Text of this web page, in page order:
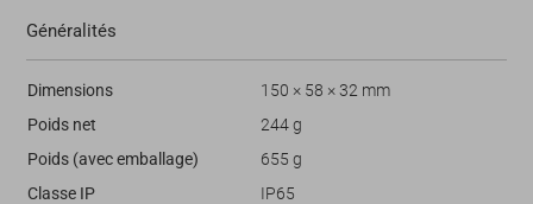
Généralités
Dimensions
150 × 58 × 32 mm
Poids net
244 g
Poids (avec emballage)
655 g
Classe IP
IP65